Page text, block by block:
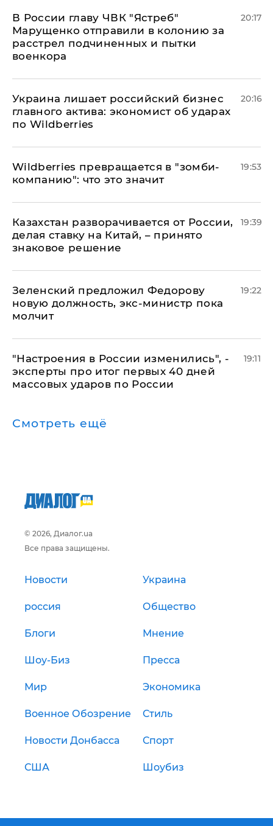
В России главу ЧВК "Ястреб"
Марущенко отправили в колонию за
расстрел подчиненных и пытки
военкора
20:17
​Украина лишает российский бизнес
главного актива: экономист об ударах
по Wildberries
20:16
Wildberries превращается в "зомби-
компанию": что это значит
19:53
Казахстан разворачивается от России,
делая ставку на Китай, – принято
знаковое решение
19:39
Зеленский предложил Федорову
новую должность, экс-министр пока
молчит
19:22
"Настроения в России изменились", -
эксперты про итог первых 40 дней
массовых ударов по России
19:11
Смотреть ещё
© 2026, Диалог.ua
Все права защищены.
Новости Украина
россия Общество
Блоги Мнение
Шоу-Биз Пресса
Мир Экономика
Военное Обозрение Стиль
Новости Донбасса Спорт
США Шоубиз